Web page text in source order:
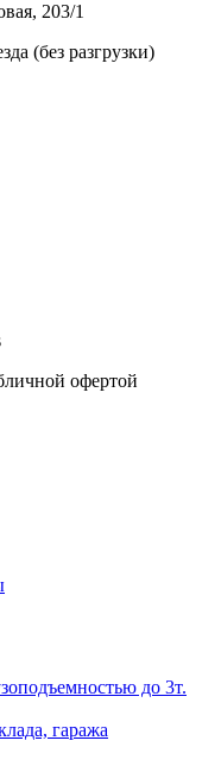
203/1
(без разгрузки)
офертой
до 3т.
гаража